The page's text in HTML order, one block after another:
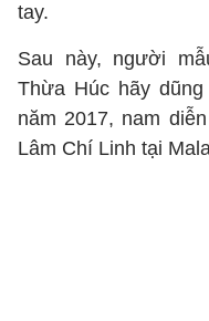
tay.
Sau này, người
Thừa Húc hãy
năm 2017, nam
Lâm Chí Linh tại